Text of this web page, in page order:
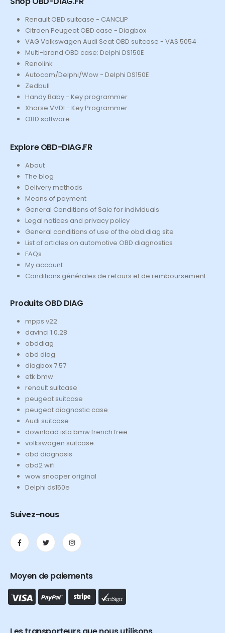
Renault OBD suitcase - CANCLIP
Citroen Peugeot OBD case - Diagbox
VAG Volkswagen Audi Seat OBD suitcase - VAS 5054
Multi-brand OBD case: Delphi DS150E
Renolink
Autocom/Delphi/Wow - Delphi DS150E
Zedbull
Handy Baby - Key programmer
Xhorse VVDI - Key Programmer
OBD software
Explore OBD-DIAG.FR
About
The blog
Delivery methods
Means of payment
General Conditions of Sale for individuals
Legal notices and privacy policy
General conditions of use of the obd diag site
List of articles on automotive OBD diagnostics
FAQs
My account
Conditions générales de retours et de remboursement
Produits OBD DIAG
mpps v22
davinci 1.0.28
obddiag
obd diag
diagbox 7.57
etk bmw
renault suitcase
peugeot suitcase
peugeot diagnostic case
Audi suitcase
download ista bmw french free
volkswagen suitcase
obd diagnosis
obd2 wifi
wow snooper original
Delphi ds150e
Suivez-nous
Moyen de paiements